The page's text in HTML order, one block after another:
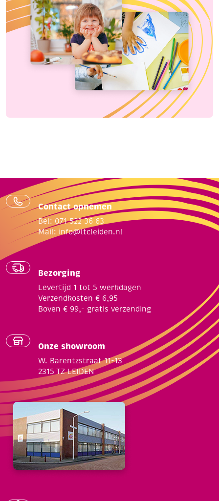
Contact opnemen
Bel: 071 522 36 63
Mail: info@ltcleiden.nl
Bezorging
Levertijd 1 tot 5 werkdagen
Verzendkosten € 6,95
Boven € 99,- gratis verzending
Onze showroom
W. Barentzstraat 11-13
2315 TZ LEIDEN